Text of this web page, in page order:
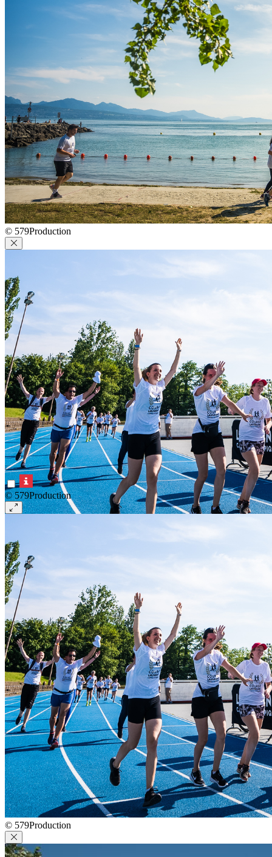
© 579Production
© 579Production
© 579Production